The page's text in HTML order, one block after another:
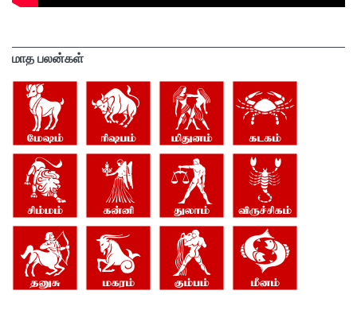
மாத பலன்கள்